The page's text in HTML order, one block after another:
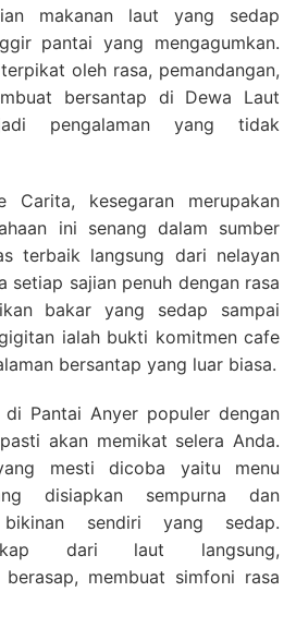
makanan laut yang sedap
pantai yang mengagumkan.
oleh rasa, pemandangan,
bersantap di Dewa Laut
pengalaman yang tidak
kesegaran merupakan
ini senang dalam sumber
terbaik langsung dari nelayan
setiap sajian penuh dengan rasa
bakar yang sedap sampai
ialah bukti komitmen cafe
bersantap yang luar biasa.
Pantai Anyer populer dengan
akan memikat selera Anda.
mesti dicoba yaitu menu
disiapkan sempurna dan
sendiri yang sedap.
dari laut langsung,
membuat simfoni rasa